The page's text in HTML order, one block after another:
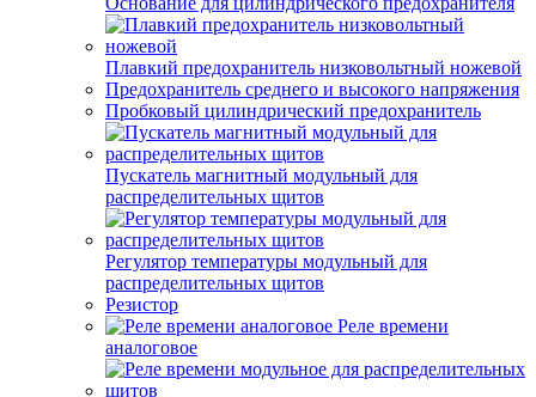
Плавкий предохранитель низковольтный ножевой
Предохранитель среднего и высокого напряжения
Пробковый цилиндрический предохранитель
Пускатель магнитный модульный для
распределительных щитов
Регулятор температуры модульный для
распределительных щитов
Резистор
Реле времени
аналоговое